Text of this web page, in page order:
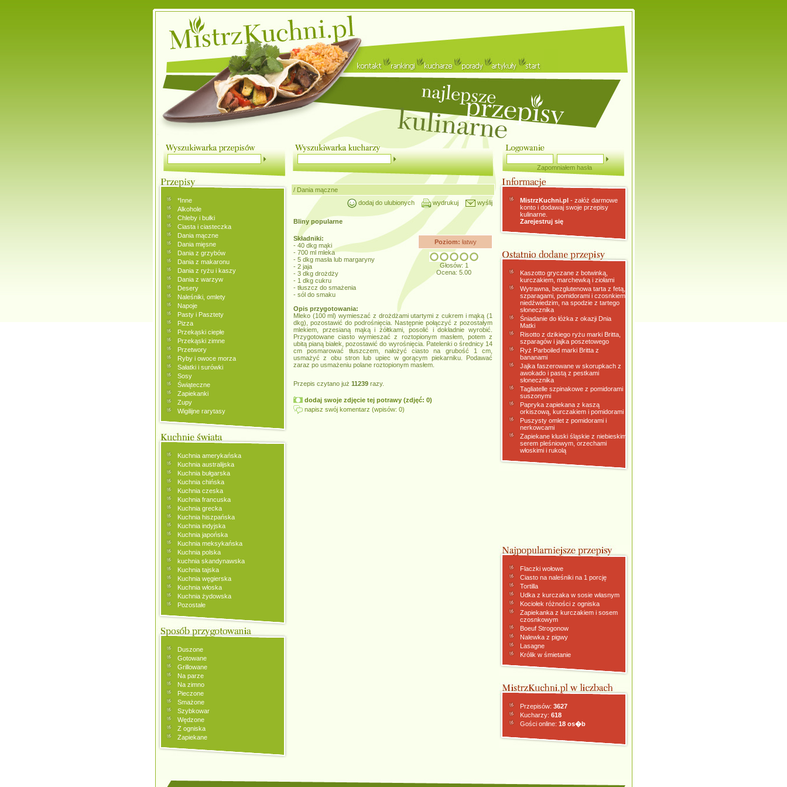
Zapomniałem hasła
*Inne
Alkohole
Chleby i bułki
Ciasta i ciasteczka
Dania mączne
Dania mięsne
Dania z grzybów
Dania z makaronu
Dania z ryżu i kaszy
Dania z warzyw
Desery
Naleśniki, omlety
Napoje
Pasty i Pasztety
Pizza
Przekąski ciepłe
Przekąski zimne
Przetwory
Ryby i owoce morza
Sałatki i surówki
Sosy
Świąteczne
Zapiekanki
Zupy
Wigilijne rarytasy
Kuchnia amerykańska
Kuchnia australijska
Kuchnia bułgarska
Kuchnia chińska
Kuchnia czeska
Kuchnia francuska
Kuchnia grecka
Kuchnia hiszpańska
Kuchnia indyjska
Kuchnia japońska
Kuchnia meksykańska
Kuchnia polska
kuchnia skandynawska
Kuchnia tajska
Kuchnia węgierska
Kuchnia włoska
Kuchnia żydowska
Pozostałe
Duszone
Gotowane
Grillowane
Na parze
Na zimno
Pieczone
Smażone
Szybkowar
Wędzone
Z ogniska
Zapiekane
/ Dania mączne
dodaj do ulubionych
wydrukuj wyślij
Bliny popularne
Poziom: łatwy
Głosów: 1
Ocena: 5.00
Składniki:
- 40 dkg mąki
- 700 ml mleka
- 5 dkg masła lub margaryny
- 2 jaja
- 3 dkg drożdży
- 1 dkg cukru
- tłuszcz do smażenia
- sól do smaku
Opis przygotowania:
Mleko (100 ml) wymieszać z drożdżami utartymi z cukrem i mąką (1
dkg), pozostawić do podrośnięcia. Następnie połączyć z pozostałym
mlekiem, przesianą mąką i żółtkami, posolić i dokładnie wyrobić.
Przygotowane ciasto wymieszać z roztopionym masłem, potem z
ubitą pianą białek, pozostawić do wyrośnięcia. Patelenki o średnicy 14
cm posmarować tłuszczem, nałożyć ciasto na grubość 1 cm,
usmażyć z obu stron lub upiec w gorącym piekarniku. Podawać
zaraz po usmażeniu polane roztopionym masłem.
Przepis czytano już 11239 razy.
dodaj swoje zdjęcie tej potrawy (zdjęć: 0)
napisz swój komentarz (wpisów: 0)
MistrzKuchni.pl- załóż darmowe
konto i dodawaj swoje przepisy
kulinarne.
Zarejestruj się
Kaszotto gryczane z botwinką,
kurczakiem, marchewką i ziołami
Wytrawna, bezglutenowa tarta z fetą,
szparagami, pomidorami i czosnkiem
niedźwiedzim, na spodzie z tartego
słonecznika
Śniadanie do łóżka z okazji Dnia
Matki
Risotto z dzikiego ryżu marki Britta,
szparagów i jajka poszetowego
Ryż Parboiled marki Britta z
bananami
Jajka faszerowane w skorupkach z
awokado i pastą z pestkami
słonecznika
Tagliatelle szpinakowe z pomidorami
suszonymi
Papryka zapiekana z kaszą
orkiszową, kurczakiem i pomidorami
Puszysty omlet z pomidorami i
nerkowcami
Zapiekane kluski śląskie z niebieskim
serem pleśniowym, orzechami
włoskimi i rukolą
Flaczki wołowe
Ciasto na naleśniki na 1 porcję
Tortilla
Udka z kurczaka w sosie własnym
Kociołek różności z ogniska
Zapiekanka z kurczakiem i sosem
czosnkowym
Boeuf Strogonow
Nalewka z pigwy
Lasagne
Królik w śmietanie
Przepisów: 3627
Kucharzy: 618
Gości online: 18 os�b